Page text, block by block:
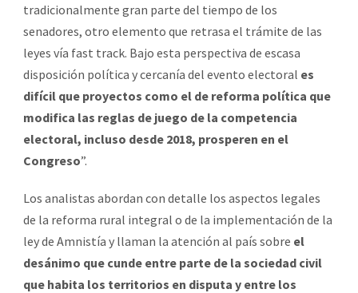
tradicionalmente gran parte del tiempo de los
senadores, otro elemento que retrasa el trámite de las
leyes vía fast track. Bajo esta perspectiva de escasa
disposición política y cercanía del evento electoral es
difícil que proyectos como el de reforma política que
modifica las reglas de juego de la competencia
electoral, incluso desde 2018, prosperen en el
Congreso”.
Los analistas abordan con detalle los aspectos legales
de la reforma rural integral o de la implementación de la
ley de Amnistía y llaman la atención al país sobre el
desánimo que cunde entre parte de la sociedad civil
que habita los territorios en disputa y entre los